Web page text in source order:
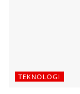
TEKNOLOGI